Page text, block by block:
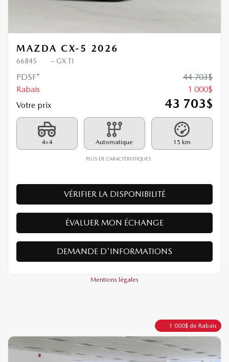
MAZDA CX-5 2026
66845 – GX TI
PDSF* 44 703$
Rabais
1 000$
Votre prix
43 703$
4×4 Automatique 15 km
PLUS DE CARACTÉRISTIQUES
VÉRIFIER LA DISPONIBILITÉ
ÉVALUER MON ÉCHANGE
DEMANDE D'INFORMATIONS
Mentions légales
1 000$ de Rabais